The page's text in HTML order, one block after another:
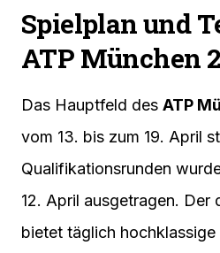
Spielplan und
ATP München
Das Hauptfeld des ATP
vom 13. bis zum 19. April
Qualifikationsrunden
12. April ausgetragen. Der
bietet täglich